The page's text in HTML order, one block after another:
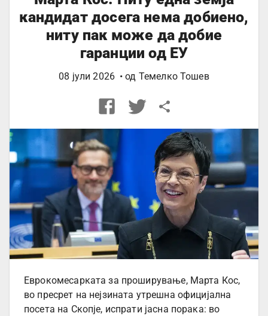
кандидат досега нема добиено,
ниту пак може да добие
гаранции од ЕУ
08 јули 2026 • од Темелко Тошев
Еврокомесарката за проширување, Марта Кос,
во пресрет на нејзината утрешна официјална
посета на Скопје, испрати јасна порака: во